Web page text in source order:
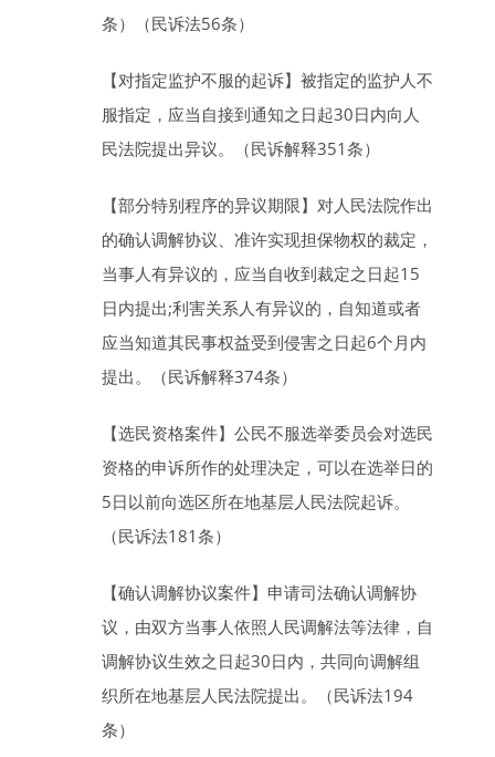
条）（民诉法56条）
【对指定监护不服的起诉】被指定的监护人不
服指定，应当自接到通知之日起30日内向人
民法院提出异议。（民诉解释351条）
【部分特别程序的异议期限】对人民法院作出
的确认调解协议、准许实现担保物权的裁定，
当事人有异议的，应当自收到裁定之日起15
日内提出;利害关系人有异议的，自知道或者
应当知道其民事权益受到侵害之日起6个月 内
提出。（民诉解释374条）
【选民资格案件】公民不服选举委员会对选民
资格的申诉所作的处理决定，可以在选举日的
5日以前向选区所在地基层人民法院起诉。
（民诉法181条）
【确认调解协议案件】 申请司法确认调解协
议，由双方当事人依照人民调解法等法律，自
调解协议生效之日起30日内，共同向调解组
织所在地基层人民法院提出。（民诉法194
条）